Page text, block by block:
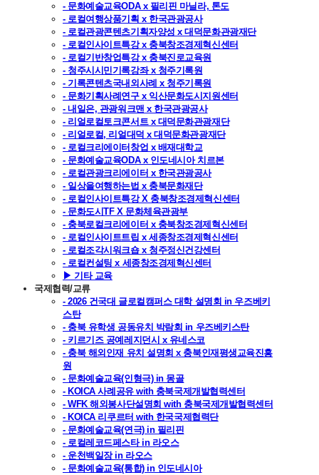
- 문화예술교육ODA x 필리핀 마닐라, 톤도
- 로컬여행상품기획 x 한국관광공사
- 로컬관광콘텐츠기획자양성 x 대덕문화관광재단
- 로컬인사이트특강 x 충북창조경제혁신센터
- 로컬기반창업특강 x 충북진로교육원
- 청주시시민기록강좌 x 청주기록원
- 기록콘텐츠국내외사례 x 청주기록원
- 문화기획사례연구 x 익산문화도시지원센터
- 내일은, 관광워크맨 x 한국관광공사
- 리얼로컬토크콘서트 x 대덕문화관광재단
- 리얼로컬, 리얼대덕 x 대덕문화관광재단
- 로컬크리에이터창업 x 배재대학교
- 문화예술교육ODA x 인도네시아 치르본
- 로컬관광크리에이터 x 한국관광공사
- 일상을여행하는법 x 충북문화재단
- 로컬인사이트특강 X 충북창조경제혁신센터
- 문화도시TF X 문화체육관광부
- 충북로컬크리에이터 x 충북창조경제혁신센터
- 로컬인사이트트립 x 세종창조경제혁신센터
- 로컬조각시워크숍 x 청주정신건강센터
- 로컬컨설팅 x 세종창조경제혁신센터
▶ 기타 교육
국제협력/교류
- 2026 건국대 글로컬캠퍼스 대학 설명회 in 우즈베키
스탄
- 충북 유학생 공동유치 박람회 in 우즈베키스탄
- 키르기즈 공예레지던시 x 유네스코
- 충북 해외인재 유치 설명회 x 충북인재평생교육진흥
원
- 문화예술교육(인형극) in 몽골
- KOICA 사례공유 with 충북국제개발협력센터
- WFK 해외봉사단설명회 with 충북국제개발협력센터
- KOICA 리쿠르터 with 한국국제협력단
- 문화예술교육(연극) in 필리핀
- 로컬레코드페스타 in 라오스
- 운천백일장 in 라오스
- 문화예술교육(통합) in 인도네시아